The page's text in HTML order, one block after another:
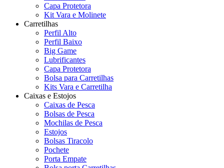
Capa Protetora
Kit Vara e Molinete
Carretilhas
Perfil Alto
Perfil Baixo
Big Game
Lubrificantes
Capa Protetora
Bolsa para Carretilhas
Kits Vara e Carretilha
Caixas e Estojos
Caixas de Pesca
Bolsas de Pesca
Mochilas de Pesca
Estojos
Bolsas Tiracolo
Pochete
Porta Empate